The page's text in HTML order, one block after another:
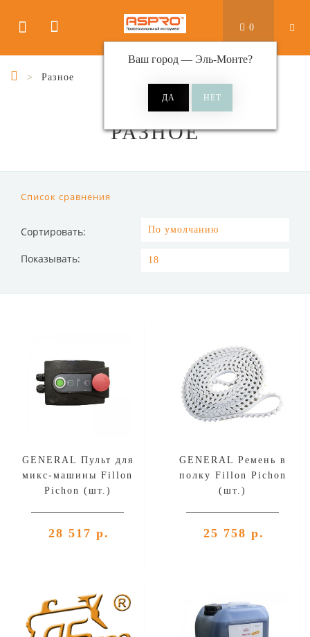
Ваш город — Эль-Монте?
0
Разное
РАЗНОЕ
Список сравнения
Сортировать:
Показывать:
GENERAL Пульт для
микс-машины Fillon
Pichon (шт.)
28 517 р.
GENERAL Ремень в
полку Fillon Pichon
(шт.)
25 758 р.